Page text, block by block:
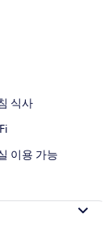
식사
이용 가능